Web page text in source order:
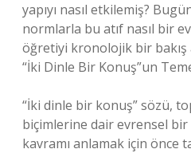
yapıyı nasıl etkilemiş?
normlarla bu atıf nasıl bir
öğretiyi kronolojik bir bakış
“İki Dinle Bir Konuş”un
“İki dinle bir konuş” sözü,
biçimlerine dair evrensel
kavramı anlamak için önce